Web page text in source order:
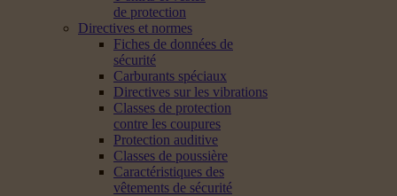
de protection
Directives et normes
Fiches de données de
sécurité
Carburants spéciaux
Directives sur les vibrations
Classes de protection
contre les coupures
Protection auditive
Classes de poussière
Caractéristiques des
vêtements de sécurité